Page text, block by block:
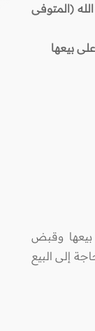
(المتوفى
بيعها
وقبض
إلى البيع